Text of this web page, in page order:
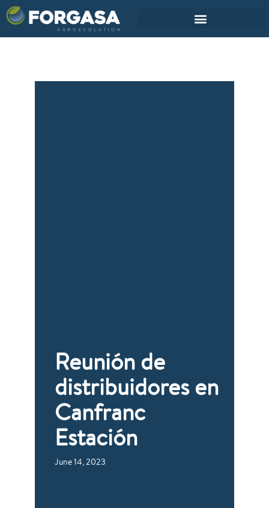
Reunión de
distribuidores en
Canfranc
Estación
June 14, 2023